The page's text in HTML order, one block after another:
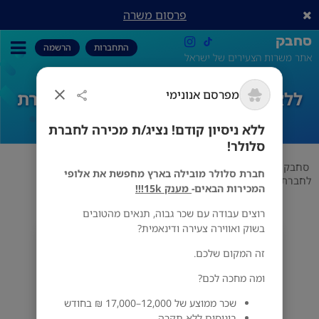
מפרסם אנונימי
ללא ניסיון קודם! נציג/ת מכירה לחברת
סלולר!
חברת סלולר מובילה בארץ מחפשת את אלופי
המכירות הבאים- מענק 15k!!!
רוצים עבודה עם שכר גבוה, תנאים מהטובים
בשוק ואווירה צעירה ודינאמית?
זה המקום שלכם.
ומה מחכה לכם?
שכר ממוצע של 12,000–17,000 ₪ בחודש
פרסום משרה
סחבק
אתר משרות הצעירים של ישראל
התחברות הרשמה
ללא ניסיון קודם! נציג/ת מכירה לחברת
סלולר!
סחבק Hot-mobile
ללא ניסיון קודם! נציג/ת מכירה
לחברת סלולר!
הכל